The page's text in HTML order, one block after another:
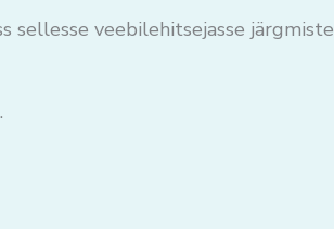
sellesse veebilehitsejasse järgmiste